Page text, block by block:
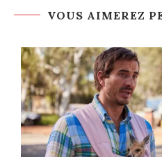
VOUS AIMEREZ